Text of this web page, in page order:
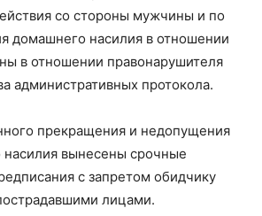
со стороны мужчины и по
домашнего насилия в отношении
в отношении правонарушителя
административных протокола.
прекращения и недопущения
вынесены срочные
с запретом обидчику
лицами.